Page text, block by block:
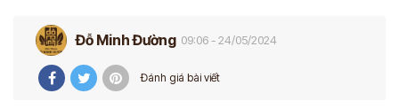
Đỗ Minh Đường 09:06 - 24/05/2024
Đánh giá bài viết